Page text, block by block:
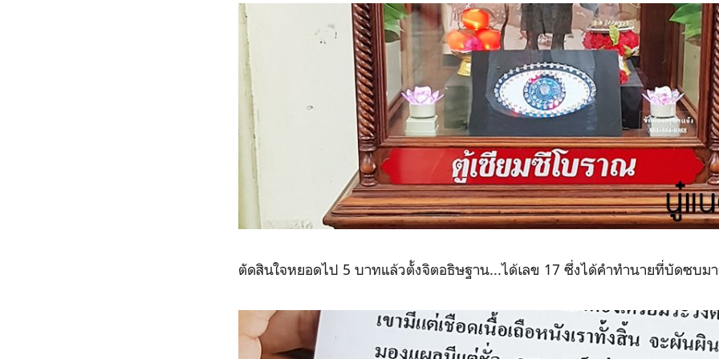
ตัดสินใจหยอดไป 5 บาทแล้วตั้งจิตอธิษฐาน...ได้เลข 17 ซึ่งได้คำทำนายที่บัดซบม